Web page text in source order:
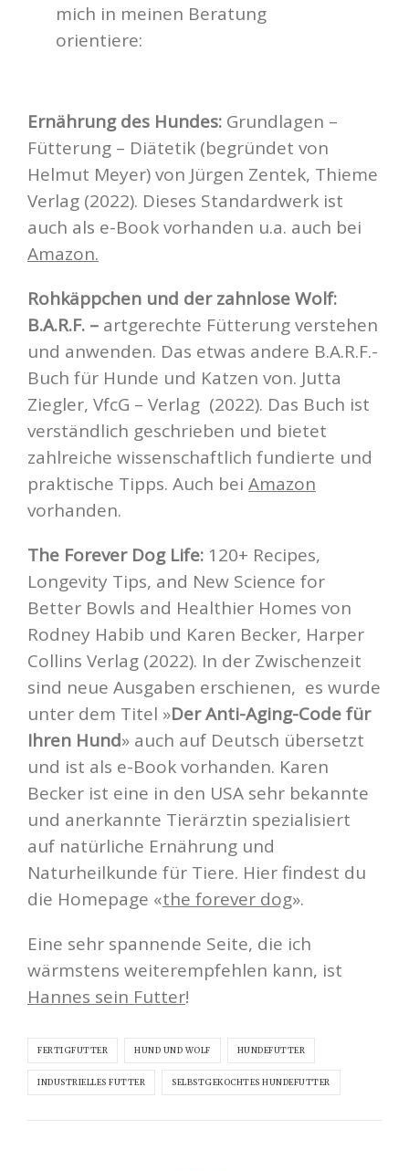
mich in meinen Beratung
orientiere:
Ernährung des Hundes: Grundlagen –
Fütterung – Diätetik (begründet von
Helmut Meyer) von Jürgen Zentek, Thieme
Verlag (2022). Dieses Standardwerk ist
auch als e-Book vorhanden u.a. auch bei
Amazon.
Rohkäppchen und der zahnlose Wolf:
B.A.R.F. – artgerechte Fütterung verstehen
und anwenden. Das etwas andere B.A.R.F.-
Buch für Hunde und Katzen von. Jutta
Ziegler, VfcG – Verlag (2022). Das Buch ist
verständlich geschrieben und bietet
zahlreiche wissenschaftlich fundierte und
praktische Tipps. Auch bei Amazon
vorhanden.
The Forever Dog Life: 120+ Recipes,
Longevity Tips, and New Science for
Better Bowls and Healthier Homes von
Rodney Habib und Karen Becker, Harper
Collins Verlag (2022). In der Zwischenzeit
sind neue Ausgaben erschienen, es wurde
unter dem Titel »Der Anti-Aging-Code für
Ihren Hund» auch auf Deutsch übersetzt
und ist als e-Book vorhanden. Karen
Becker ist eine in den USA sehr bekannte
und anerkannte Tierärztin spezialisiert
auf natürliche Ernährung und
Naturheilkunde für Tiere. Hier findest du
die Homepage «the forever dog».
Eine sehr spannende Seite, die ich
wärmstens weiterempfehlen kann, ist
Hannes sein Futter!
FERTIGFUTTER HUND UND WOLF HUNDEFUTTER
INDUSTRIELLES FUTTER SELBSTGEKOCHTES HUNDEFUTTER